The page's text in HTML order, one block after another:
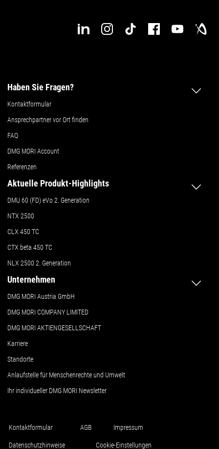
Haben Sie Fragen?
Kontaktformular
Ansprechpartner vor Ort finden
FAQ
DMG MORI Account
Referenzen
Aktuelle Produkt-Highlights
DMU 60 (FD) eVo 2. Generation
NTX 2500
CLX 450 TC
CTX beta 450 TC
NLX 2500 2. Generation
Unternehmen
DMG MORI Austria GmbH
DMG MORI COMPANY LIMITED
DMG MORI AKTIENGESELLSCHAFT
Karriere
Standorte
Anlaufstelle für Menschenrechte und Umwelt
Ihr individueller DMG MORI Newsletter
Kontaktformular AGB Impressum
Datenschutzhinweise Cookie-Einstellungen